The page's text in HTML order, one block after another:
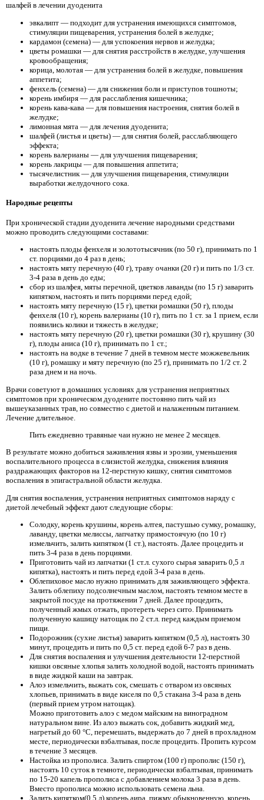
шалфей в лечении дуоденита
эвкалипт — подходит для устранения имеющихся симптомов,
стимуляции пищеварения, устранения болей в желудке;
кардамон (семена) — для успокоения нервов и желудка;
цветы ромашки — для снятия расстройств в желудке, улучшения
кровообращения;
корица, молотая — для устранения болей в желудке, повышения
аппетита;
фенхель (семена) — для снижения боли и приступов тошноты;
корень имбиря — для расслабления кишечника;
корень кава-кава — для повышения настроения, снятия болей в
желудке;
лимонная мята — для лечения дуоденита;
шалфей (листья и цветы) — для снятия болей, расслабляющего
эффекта;
корень валерианы — для улучшения пищеварения;
корень лакрицы — для повышения аппетита;
тысячелистник — для улучшения пищеварения, стимуляции
выработки желудочного сока.
Народные рецепты
При хронической стадии дуоденита лечение народными средствами
можно проводить следующими составами:
настоять плоды фенхеля и золототысячник (по 50 г), принимать по 1
ст. порциями до 4 раз в день;
настоять мяту перечную (40 г), траву очанки (20 г) и пить по 1/3 ст.
3-4 раза в день до еды;
сбор из шалфея, мяты перечной, цветков лаванды (по 15 г) заварить
кипятком, настоять и пить порциями перед едой;
настоять мяту перечную (15 г), цветки ромашки (50 г), плоды
фенхеля (10 г), корень валерианы (10 г), пить по 1 ст. за 1 прием, если
появились колики и тяжесть в желудке;
настоять мяту перечную (20 г), цветки ромашки (30 г), крушину (30
г), плоды аниса (10 г), принимать по 1 ст.;
настоять на водке в течение 7 дней в темном месте можжевельник
(10 г), ромашку и мяту перечную (по 25 г), принимать по 1/2 ст. 2
раза днем и на ночь.
Врачи советуют в домашних условиях для устранения неприятных
симптомов при хроническом дуодените постоянно пить чай из
вышеуказанных трав, но совместно с диетой и налаженным питанием.
Лечение длительное.
Пить ежедневно травяные чаи нужно не менее 2 месяцев.
В результате можно добиться заживления язвы и эрозии, уменьшения
воспалительного процесса в слизистой желудка, снижения влияния
раздражающих факторов на 12-перстную кишку, снятия симптомов
воспаления в эпигастральной области желудка.
Для снятия воспаления, устранения неприятных симптомов наряду с
диетой лечебный эффект дают следующие сборы:
Солодку, корень крушины, корень алтея, пастушью сумку, ромашку,
лаванду, цветки мелиссы, лапчатку прямостоячую (по 10 г)
измельчить, залить кипятком (1 ст.), настоять. Далее процедить и
пить 3-4 раза в день порциями.
Приготовить чай из лапчатки (1 ст.л. сухого сырья заварить 0,5 л
кипятка), настоять и пить перед едой 3-4 раза в день.
Облепиховое масло нужно принимать для заживляющего эффекта.
Залить облепиху подсолнечным маслом, настоять темном месте в
закрытой посуде на протяжении 7 дней. Далее процедить,
полученный жмых отжать, протереть через сито. Принимать
полученную кашицу натощак по 2 ст.л. перед каждым приемом
пищи.
Подорожник (сухие листья) заварить кипятком (0,5 л), настоять 30
минут, процедить и пить по 0,5 ст. перед едой 6-7 раз в день.
Для снятия воспаления и улучшения деятельности 12-перстной
кишки овсяные хлопья залить холодной водой, настоять принимать
в виде жидкой каши на завтрак.
Алоэ измельчить, выжать сок, смешать с отваром из овсяных
хлопьев, принимать в виде киселя по 0,5 стакана 3-4 раза в день
(первый прием утром натощак).
Можно приготовить алоэ с медом майским на виноградном
натуральном вине. Из алоэ выжать сок, добавить жидкий мед,
нагретый до 60 °С, перемешать, выдержать до 7 дней в прохладном
месте, периодически взбалтывая, после процедить. Пропить курсом
в течение 3 месяцев.
Настойка из прополиса. Залить спиртом (100 г) прополис (150 г),
настоять 10 суток в темноте, периодически взбалтывая, принимать
по 15-20 капель прополиса с добавлением молока 3 раза в день.
Вместо прополиса можно использовать семена льна.
Залить кипятком(0,5 л) корень аира, пижму обыкновенную, корень